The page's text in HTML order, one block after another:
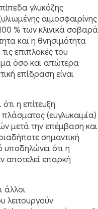
γλυκόζης
αιμοσφαιρίνης
% των κλινικά σοβαρά
και η θνησιμότητα
επιπλοκές του
όσο και απώτερα
επίδραση είναι
η επίτευξη
(ευγλυκαιμία)
μετά την επέμβαση και
σημαντική
ότι η
αποτελεί επαρκή
άλλοι
λειτουργούν